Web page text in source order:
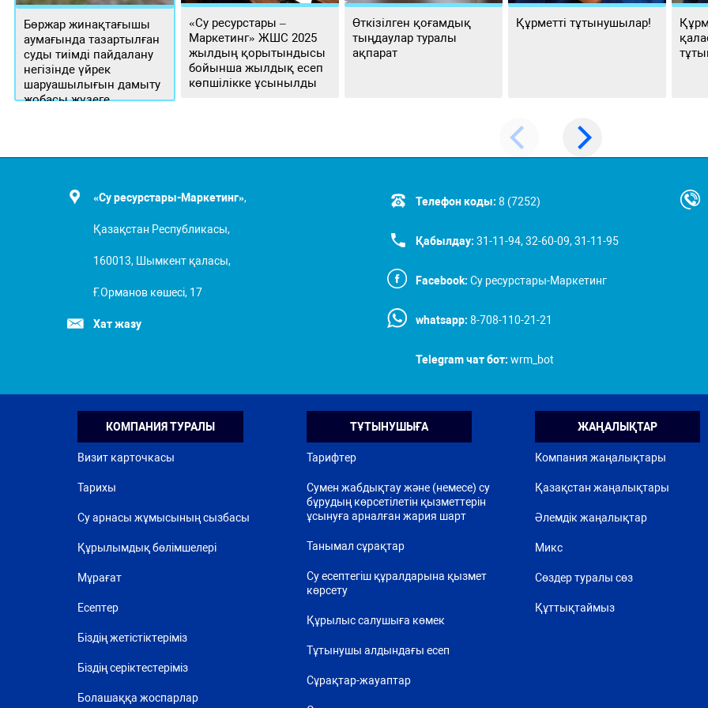
Бөржар жинақтағышы
аумағында тазартылған
суды тиімді пайдалану
негізінде үйрек
шаруашылығын дамыту
жобасы жүзеге
«Су ресурстары –
Маркетинг» ЖШС 2025
жылдың қорытындысы
бойынша жылдық есеп
көпшілікке ұсынылды
Өткізілген қоғамдық
тыңдаулар туралы
ақпарат
Құрметті тұтынушылар!
«Су ресурстары-Маркетинг»,
Қазақстан Республикасы,
160013, Шымкент қаласы,
Ғ.Орманов көшесі, 17
Хат жазу
Телефон коды: 8 (7252)
Қабылдау: 31-11-94, 32-60-09, 31-11-95
Facebook: Су ресурстары-Маркетинг
whatsapp: 8-708-110-21-21
Telegram чат бот: wrm_bot
КОМПАНИЯ ТУРАЛЫ
Визит карточкасы
Тарихы
Су арнасы жұмысының сызбасы
Құрылымдық бөлімшелері
Мұрағат
Есептер
Біздің жетістіктеріміз
Біздің серіктестеріміз
Болашаққа жоспарлар
ТҰТЫНУШЫҒА
Тарифтер
Сумен жабдықтау және (немесе) су
бұрудың көрсетілетін қызметтерін
ұсынуға арналған жария шарт
Танымал сұрақтар
Су есептегіш құралдарына қызмет
көрсету
Құрылыс салушыға көмек
Тұтынушы алдындағы есеп
Сұрақтар-жауаптар
ЖАҢАЛЫҚТАР
Компания жаңалықтары
Қазақстан жаңалықтары
Әлемдік жаңалықтар
Микс
Сөздер туралы сөз
Құттықтаймыз